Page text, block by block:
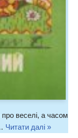
про веселі, а часом
Читати далі »